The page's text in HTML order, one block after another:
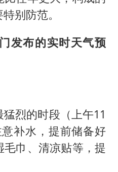
别防范。
发布的实时天气预
烈的时段（上午11
补水，提前储备好
巾、清凉贴等，提